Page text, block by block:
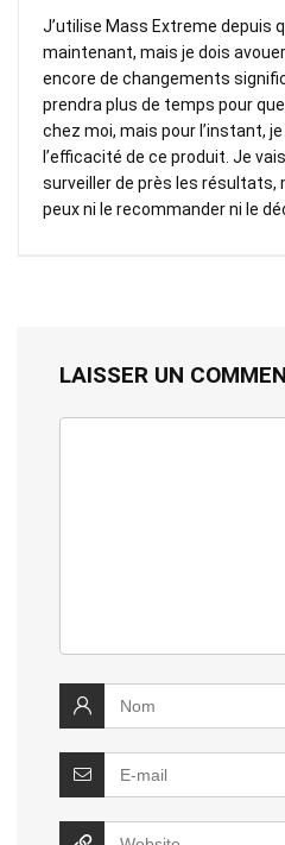
J’utilise Mass Extreme depuis
maintenant, mais je dois
encore de changements
prendra plus de temps pour
chez moi, mais pour l’instant,
l’efficacité de ce produit. Je
surveiller de près les résultats,
peux ni le recommander ni le
LAISSER UN